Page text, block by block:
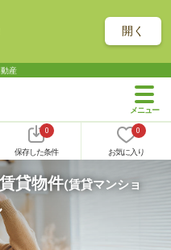
開く
産
0
保存した条件
0
お気に入り
貸物件(賃貸マンショ